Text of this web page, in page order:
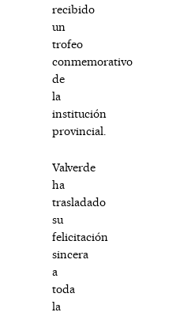
recibido
un
trofeo
conmemorativo
de
la
institución
provincial.
Valverde
ha
trasladado
su
felicitación
sincera
a
toda
la